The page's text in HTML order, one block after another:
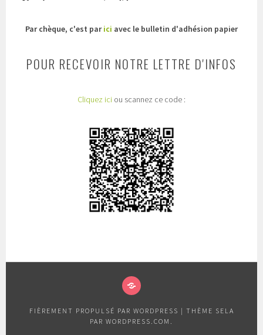
Par chèque, c'est parici avec le bulletin d'adhésion papier
POUR RECEVOIR NOTRE LETTRE D'INFOS
Cliquez ici ou scannez ce code :
SOMMES
NOUS
FIÈREMENT PROPULSÉ PAR WORDPRESS | THÈME SELA
PAR WORDPRESS.COM